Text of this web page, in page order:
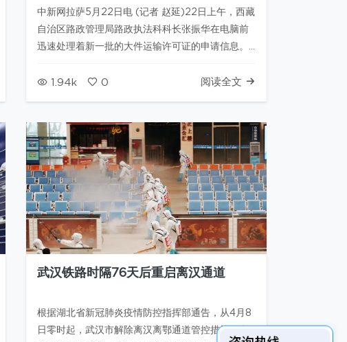
中新网拉萨5月22日电 (记者 赵延)22日上午，西藏
自治区路政管理局路政执法科科长张振华在电脑前
迅速处理着新一批的大件运输许可证的申请信息。
大件运输货运车辆增多，他们为司机方便办理相关
1.94k 0 阅读全文
武汉铁路时隔76天后重启离汉通道
根据湖北省新冠肺炎疫情防控指挥部通告，从4月8
日零时起，武汉市解除离汉离鄂通道管控措施，有